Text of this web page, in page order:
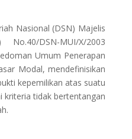
Nasional (DSN) Majelis
DSN-MUI/X/2003
Umum Penerapan
Modal, mendefinisikan
kepemilikan atas suatu
kriteria tidak bertentangan